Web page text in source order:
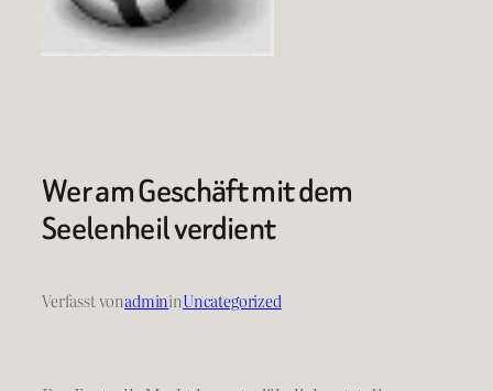
Wer am Geschäft mit dem
Seelenheil verdient
Verfasst vonadmininUncategorized